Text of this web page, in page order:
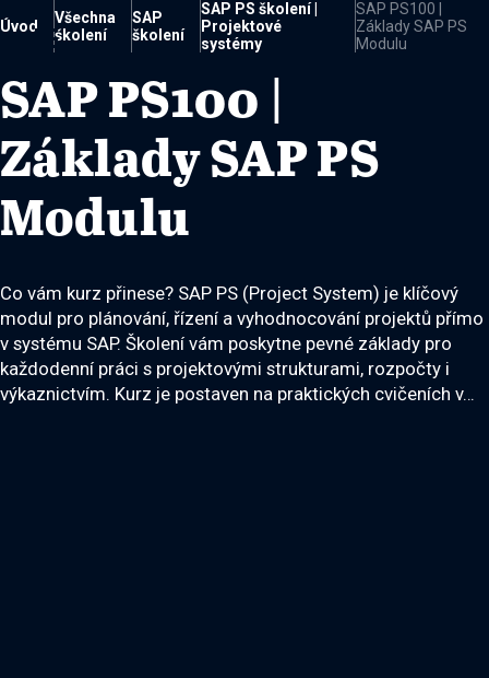

Úvod
Všechna
školení
SAP
školení
SAP PS školení |
Projektové
systémy
SAP PS100 |
Základy SAP PS
Modulu
SAP PS100 |
Základy SAP PS
Modulu
Co vám kurz přinese? SAP PS (Project System) je klíčový
modul pro plánování, řízení a vyhodnocování projektů přímo
v systému SAP. Školení vám poskytne pevné základy pro
každodenní práci s projektovými strukturami, rozpočty i
výkaznictvím. Kurz je postaven na praktických cvičeních v…